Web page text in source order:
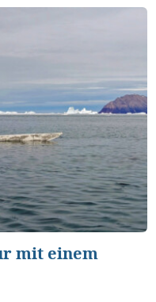
mit einem